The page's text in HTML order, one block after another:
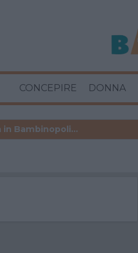
CONCEPIRE DONNA